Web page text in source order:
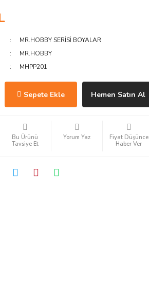
MR.HOBBY SERİSİ BOYALAR
MR.HOBBY
MHPP201
Sepete Ekle Hemen Satın Al
Bu Ürünü
Tavsiye Et
Yorum Yaz
Fiyat Düşünce
Haber Ver